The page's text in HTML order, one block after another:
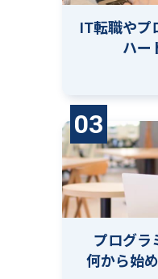
IT転職やプ
ハー
03
プログラ
何から始